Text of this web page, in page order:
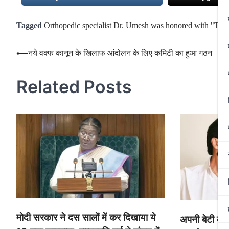
Tagged Orthopedic specialist Dr. Umesh was honored with
Post
⟵नये वक्फ कानून के खिलाफ आंदोलन के लिए कमिटी का हुआ गठन
Related Posts
मोदी सरकार ने दस सालों में कर दिखाया ये
अपनी बेटी की